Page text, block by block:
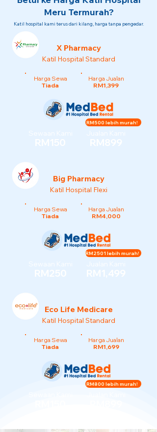
Meru Termurah?
Katil hospital kami terus dari kilang, harga tanpa pengedar.
X Pharmacy
Katil Hospital Standard
Harga Sewa
Tiada
Harga Jualan
RM1,399
Sewaan Kami
RM150
Jualan Kami
RM899
RM500 lebih murah!
Big Pharmacy
Katil Hospital Flexi
Harga Sewa
Tiada
Harga Jualan
RM4,000
Sewaan Kami
RM250
Jualan Kami
RM1,499
RM2501 lebih murah!
Eco Life Medicare
Katil Hospital Standard
Harga Sewa
Tiada
Harga Jualan
RM1,699
RM800 lebih murah!